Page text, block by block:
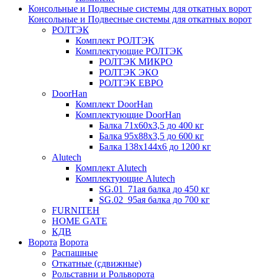
Консольные и Подвесные системы для откатных ворот
Консольные и Подвесные системы для откатных ворот
РОЛТЭК
Комплект РОЛТЭК
Комплектующие РОЛТЭК
РОЛТЭК МИКРО
РОЛТЭК ЭКО
РОЛТЭК ЕВРО
DoorHan
Комплект DoorHan
Комплектующие DoorHan
Балка 71х60х3,5 до 400 кг
Балка 95х88х3,5 до 600 кг
Балка 138х144х6 до 1200 кг
Alutech
Комплект Alutech
Комплектующие Alutech
SG.01_71ая балка до 450 кг
SG.02_95ая балка до 700 кг
FURNITEH
HOME GATE
КДВ
Ворота Ворота
Распашные
Откатные (сдвижные)
Рольставни и Рольворота